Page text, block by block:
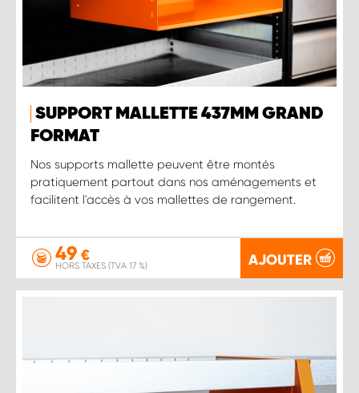
SUPPORT MALLETTE 437MM GRAND
FORMAT
Nos supports mallette peuvent être montés
pratiquement partout dans nos aménagements et
facilitent l'accès à vos mallettes de rangement.
49 €
HORS TAXES (TVA 17 %) AJOUTER